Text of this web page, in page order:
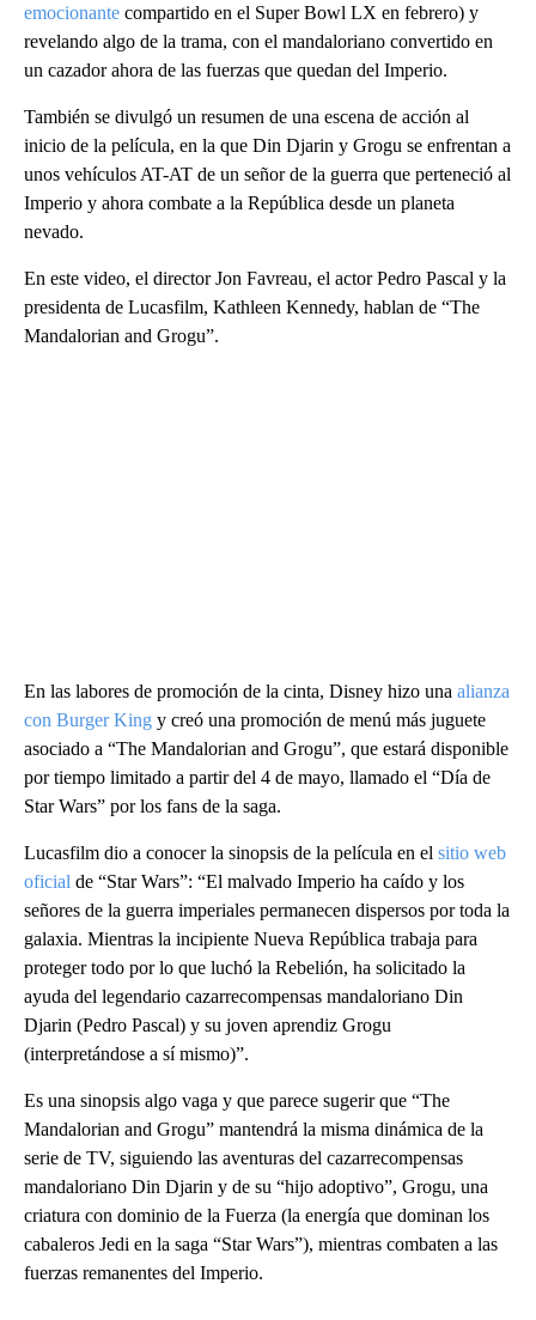
emocionante compartido en el Super Bowl LX en febrero) y
revelando algo de la trama, con el mandaloriano convertido en
un cazador ahora de las fuerzas que quedan del Imperio.
También se divulgó un resumen de una escena de acción al
inicio de la película, en la que Din Djarin y Grogu se enfrentan a
unos vehículos AT-AT de un señor de la guerra que perteneció al
Imperio y ahora combate a la República desde un planeta
nevado.
En este video, el director Jon Favreau, el actor Pedro Pascal y la
presidenta de Lucasfilm, Kathleen Kennedy, hablan de “The
Mandalorian and Grogu”.
En las labores de promoción de la cinta, Disney hizo una alianza
con Burger King y creó una promoción de menú más juguete
asociado a “The Mandalorian and Grogu”, que estará disponible
por tiempo limitado a partir del 4 de mayo, llamado el “Día de
Star Wars” por los fans de la saga.
Lucasfilm dio a conocer la sinopsis de la película en el sitio web
oficial de “Star Wars”: “El malvado Imperio ha caído y los
señores de la guerra imperiales permanecen dispersos por toda la
galaxia. Mientras la incipiente Nueva República trabaja para
proteger todo por lo que luchó la Rebelión, ha solicitado la
ayuda del legendario cazarrecompensas mandaloriano Din
Djarin (Pedro Pascal) y su joven aprendiz Grogu
(interpretándose a sí mismo)”.
Es una sinopsis algo vaga y que parece sugerir que “The
Mandalorian and Grogu” mantendrá la misma dinámica de la
serie de TV, siguiendo las aventuras del cazarrecompensas
mandaloriano Din Djarin y de su “hijo adoptivo”, Grogu, una
criatura con dominio de la Fuerza (la energía que dominan los
cabaleros Jedi en la saga “Star Wars”), mientras combaten a las
fuerzas remanentes del Imperio.